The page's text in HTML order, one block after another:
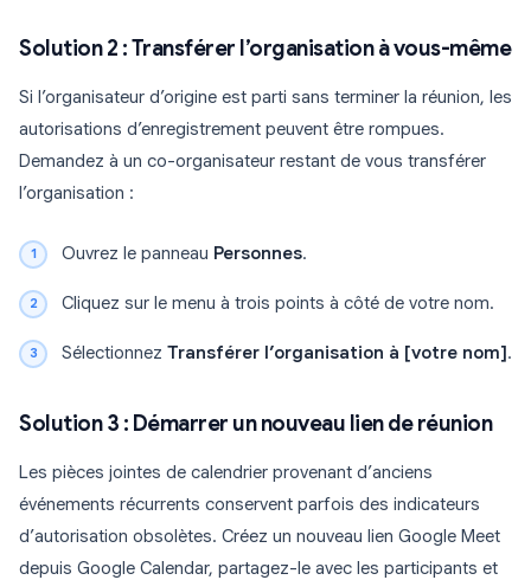
Solution 2 : Transférer l’organisation à vous-même
Si l’organisateur d’origine est parti sans terminer la réunion, les
autorisations d’enregistrement peuvent être rompues.
Demandez à un co-organisateur restant de vous transférer
l’organisation :
Ouvrez le panneau Personnes.
Cliquez sur le menu à trois points à côté de votre nom.
Sélectionnez Transférer l’organisation à [votre nom].
Solution 3 : Démarrer un nouveau lien de réunion
Les pièces jointes de calendrier provenant d’anciens
événements récurrents conservent parfois des indicateurs
d’autorisation obsolètes. Créez un nouveau lien Google Meet
depuis Google Calendar, partagez-le avec les participants et